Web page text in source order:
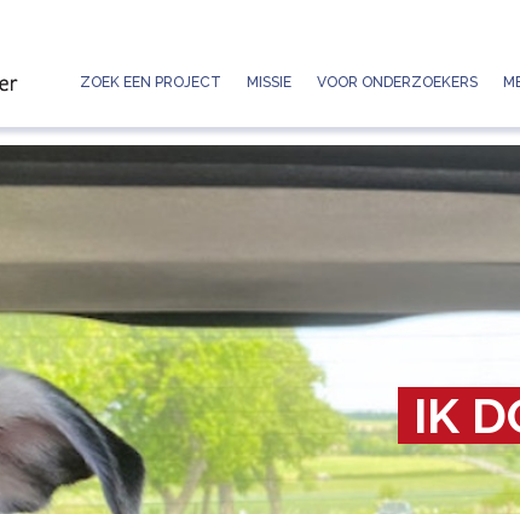
ZOEK EEN PROJECT MISSIE VOOR ONDERZOEKERS
IK